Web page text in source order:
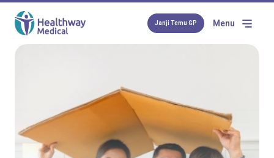
Janji Temu GP Menu